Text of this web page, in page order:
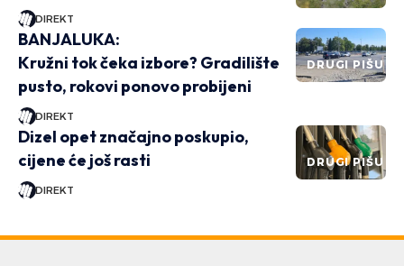
DIREKT
DRUGI PIŠU
BANJALUKA:
Kružni tok čeka izbore? Gradilište
pusto, rokovi ponovo probijeni
DIREKT
DRUGI PIŠU
Dizel opet značajno poskupio,
cijene će još rasti
DIREKT